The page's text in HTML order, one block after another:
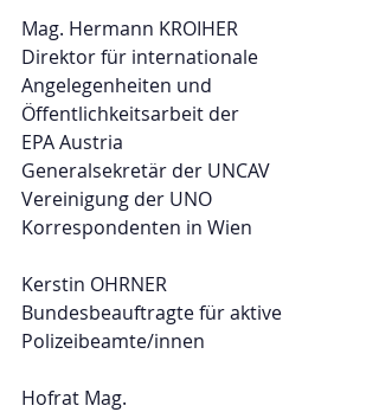
Mag. Hermann KROIHER
Direktor für internationale
Angelegenheiten und
Öffentlichkeitsarbeit der
EPA Austria
Generalsekretär der UNCAV
Vereinigung der UNO
Korrespondenten in Wien
Kerstin OHRNER
Bundesbeauftragte für aktive
Polizeibeamte/innen
Hofrat Mag.